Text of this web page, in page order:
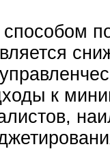
к